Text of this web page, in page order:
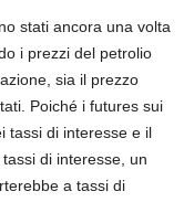
stati ancora una volta
i prezzi del petrolio
sia il prezzo
Poiché i futures sui
tassi di interesse e il
di interesse, un
a tassi di